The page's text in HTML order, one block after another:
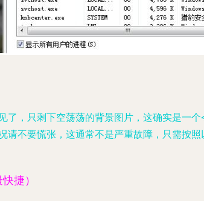
了，只剩下空荡荡的背景图片，这确实是一
请不要慌张，这通常不是严重故障，只需按
捷）